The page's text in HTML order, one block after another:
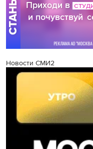
Новости СМИ2